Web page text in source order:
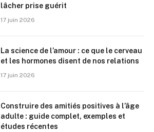
lâcher prise guérit
17 juin 2026
La science de l’amour : ce que le cerveau
et les hormones disent de nos relations
17 juin 2026
Construire des amitiés positives à l’âge
adulte : guide complet, exemples et
études récentes